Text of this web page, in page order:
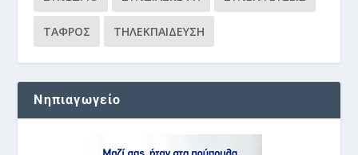
ΤΆΦΡΟΣ ΤΗΛΕΚΠΑΊΔΕΥΣΗ
Νηπιαγωγείο